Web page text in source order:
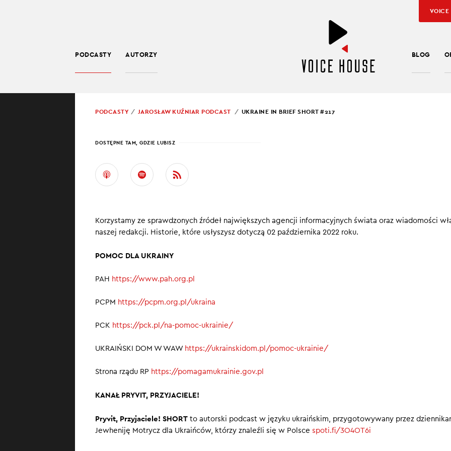
PODCASTY AUTORZY BLOG
VOICE
PROWADZĄCY:
UKRAINE IN BRIEF SHORT
Ukraine in brief SHORT
PODCASTY
JAROSŁAW KUŹNIAR PODCAST UKRAINE IN BRIEF SHORT #217
DOSTĘPNE TAM, GDZIE LUBISZ
Korzystamy ze sprawdzonych źródeł największych agencji informacyjnych świata oraz wiadomości
naszej redakcji. Historie, które usłyszysz dotyczą 02 października 2022 roku.
POMOC DLA UKRAINY
PAH https://www.pah.org.pl
PCPM https://pcpm.org.pl/ukraina
PCK https://pck.pl/na-pomoc-ukrainie/
UKRAIŃSKI DOM W WAW https://ukrainskidom.pl/pomoc-ukrainie/
Strona rządu RP https://pomagamukrainie.gov.pl
KANAŁ PRYVIT, PRZYJACIELE!
Pryvit, Przyjaciele! SHORT to autorski podcast w języku ukraińskim, przygotowywany przez
Jewheniję Motrycz dla Ukraińców, którzy znaleźli się w Polsce spoti.fi/3O4OT6i